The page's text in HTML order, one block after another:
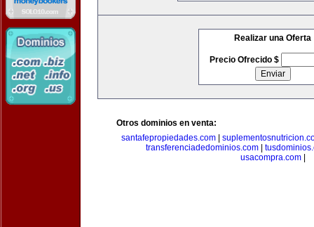
Realizar una Oferta
Precio Ofrecido $
Otros dominios en venta:
santafepropiedades.com|
transferenciadedominios.com|
usacompra.com|